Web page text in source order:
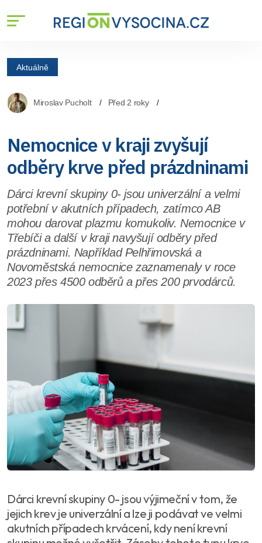
Aktuálně
Miroslav Pucholt Před 2 roky
Nemocnice v kraji zvyšují
odběry krve před prázdninami
Dárci krevní skupiny 0- jsou univerzální a velmi
potřební v akutních případech, zatímco AB
mohou darovat plazmu komukoliv. Nemocnice v
Třebíči a další v kraji navyšují odběry před
prázdninami. Například Pelhřimovská a
Novoměstská nemocnice zaznamenaly v roce
2023 přes 4500 odběrů a přes 200 prvodárců.
Dárci krevní skupiny 0- jsou výjimeční v tom, že
jejich krev je univerzální a lze ji podávat ve velmi
akutních případech krvácení, kdy není krevní